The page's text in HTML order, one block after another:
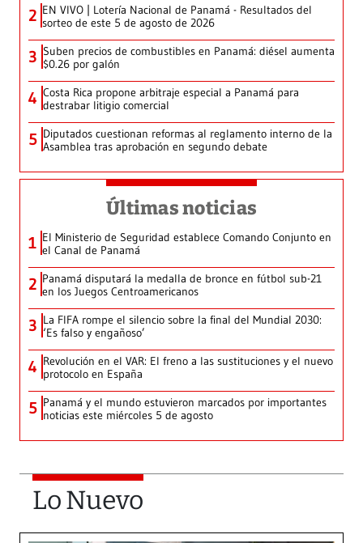
2 EN VIVO | Lotería Nacional de Panamá - Resultados del
sorteo de este 5 de agosto de 2026
3 Suben precios de combustibles en Panamá: diésel aumenta
$0.26 por galón
4 Costa Rica propone arbitraje especial a Panamá para
destrabar litigio comercial
5 Diputados cuestionan reformas al reglamento interno de la
Asamblea tras aprobación en segundo debate
Últimas noticias
1 El Ministerio de Seguridad establece Comando Conjunto en
el Canal de Panamá
2 Panamá disputará la medalla de bronce en fútbol sub-21
en los Juegos Centroamericanos
3 La FIFA rompe el silencio sobre la final del Mundial 2030:
‘Es falso y engañoso’
4 Revolución en el VAR: El freno a las sustituciones y el nuevo
protocolo en España
5 Panamá y el mundo estuvieron marcados por importantes
noticias este miércoles 5 de agosto
Lo Nuevo